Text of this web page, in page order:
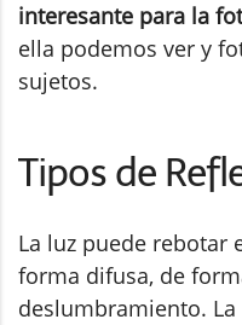
interesante para la
ella podemos ver y
sujetos.
Tipos de
La luz puede rebotar
forma difusa, de
deslumbramiento.